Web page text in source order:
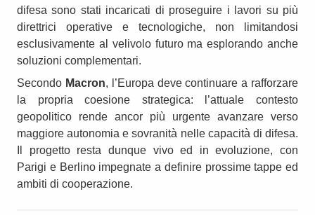
difesa sono stati incaricati di proseguire i lavori su più
direttrici operative e tecnologiche, non limitandosi
esclusivamente al velivolo futuro ma esplorando anche
soluzioni complementari.
Secondo Macron, l’Europa deve continuare a rafforzare
la propria coesione strategica: l’attuale contesto
geopolitico rende ancor più urgente avanzare verso
maggiore autonomia e sovranità nelle capacità di difesa.
Il progetto resta dunque vivo ed in evoluzione, con
Parigi e Berlino impegnate a definire prossime tappe ed
ambiti di cooperazione.